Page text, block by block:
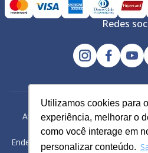
Utilizamos cookies para
experiência, melhorar o
como você interage em
personalizar conteúdo.
Utilizamos cookies para
experiência, melhorar o
como você interage em
personalizar conteúdo.
Redes
Avacy Distribuidora e Comércio
61.234.829/
Endereço: Rua Gomes Cardim,